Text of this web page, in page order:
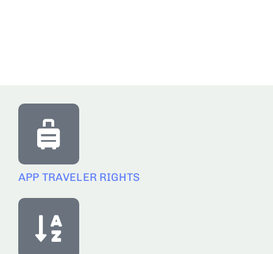
APP TRAVELER RIGHTS